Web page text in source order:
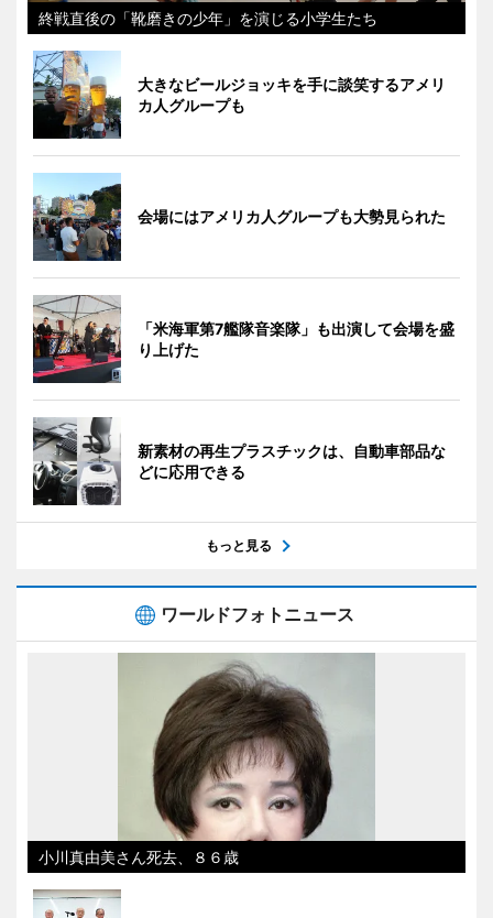
終戦直後の「靴磨きの少年」を演じる小学生たち
大きなビールジョッキを手に談笑するアメリ
カ人グループも
会場にはアメリカ人グループも大勢見られた
「米海軍第7艦隊音楽隊」も出演して会場を盛
り上げた
新素材の再生プラスチックは、自動車部品な
どに応用できる
もっと見る
ワールドフォトニュース
小川真由美さん死去、８６歳